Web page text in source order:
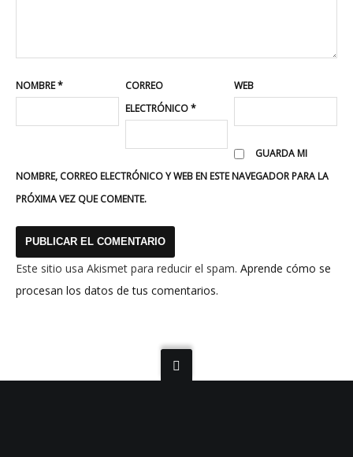
NOMBRE*
CORREO
ELECTRÓNICO*
WEB
GUARDA MI
NOMBRE, CORREO ELECTRÓNICO Y WEB EN ESTE NAVEGADOR PARA LA
PRÓXIMA VEZ QUE COMENTE.
Este sitio usa Akismet para reducir el spam. Aprende cómo se
procesan los datos de tus comentarios.